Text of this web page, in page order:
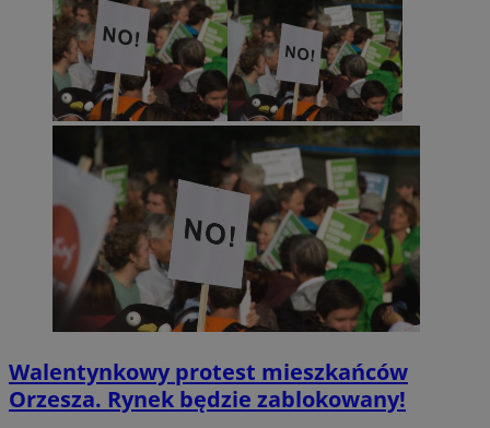
Walentynkowy protest mieszkańców
Orzesza. Rynek będzie zablokowany!